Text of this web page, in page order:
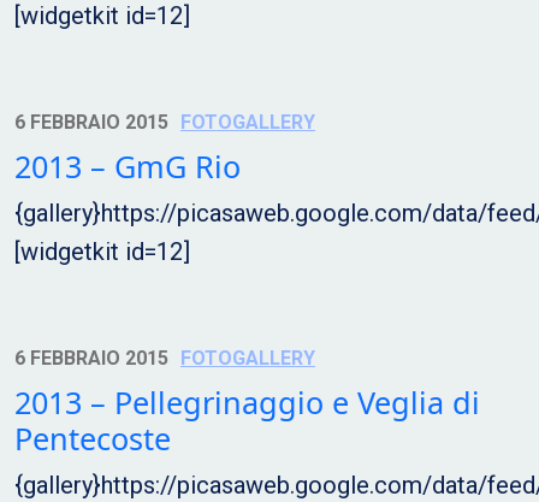
[widgetkit id=12]
6 FEBBRAIO 2015 FOTOGALLERY
2013 – GmG Rio
{gallery}https://picasaweb.google.com/data/
[widgetkit id=12]
6 FEBBRAIO 2015 FOTOGALLERY
2013 – Pellegrinaggio e Veglia di
Pentecoste
{gallery}https://picasaweb.google.com/data/